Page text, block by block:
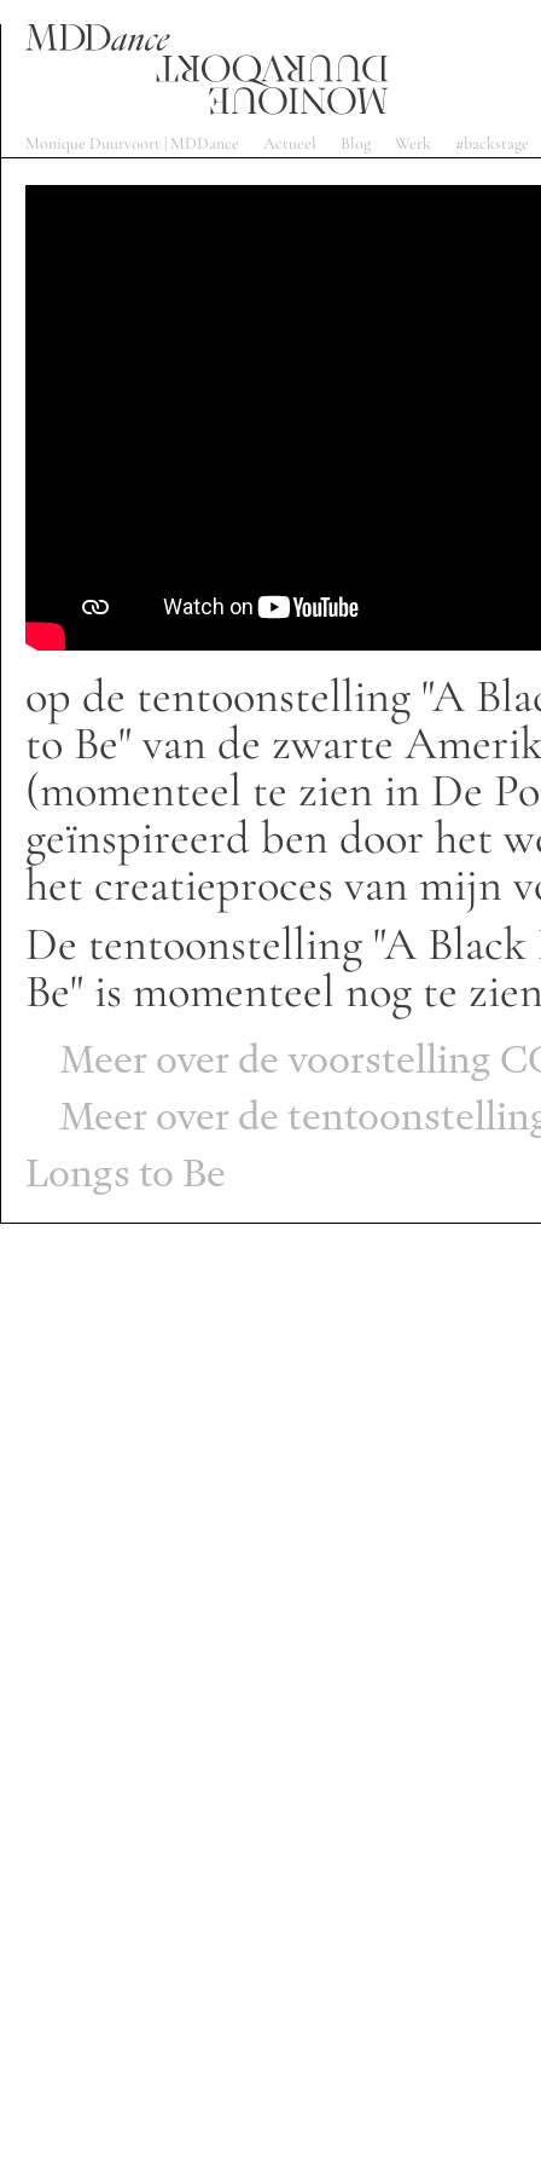
Monique Duurvoort | MDDance Actueel Blog Werk #backstage
op de tentoonstelling "A
to Be" van de zwarte
(momenteel te zien in De
geïnspireerd ben door het
het creatieproces van mijn
De tentoonstelling "A
Be" is momenteel nog te
Meer over de voorstelling
Meer over de
Longs to Be